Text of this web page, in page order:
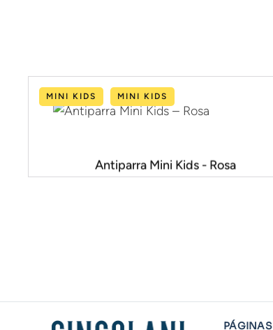
MINI KIDS MINI KIDS
Antiparra Mini Kids - Rosa
PÁGINAS